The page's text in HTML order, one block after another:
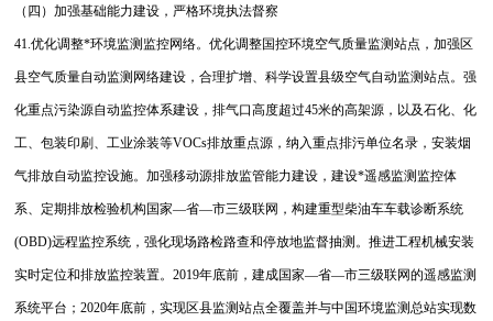
（四）加强基础能力建设，严格环境执法督察
41.优化调整*环境监测监控网络。优化调整国控环境空气质量监测站点，加强区
县空气质量自动监测网络建设，合理扩增、科学设置县级空气自动监测站点。强
化重点污染源自动监控体系建设，排气口高度超过45米的高架源，以及石化、化
工、包装印刷、工业涂装等VOCs排放重点源，纳入重点排污单位名录，安装烟
气排放自动监控设施。加强移动源排放监管能力建设，建设*遥感监测监控体
系、定期排放检验机构国家—省—市三级联网，构建重型柴油车车载诊断系统
(OBD)远程监控系统，强化现场路检路查和停放地监督抽测。推进工程机械安装
实时定位和排放监控装置。2019年底前，建成国家—省—市三级联网的遥感监测
系统平台；2020年底前，实现区县监测站点全覆盖并与中国环境监测总站实现数